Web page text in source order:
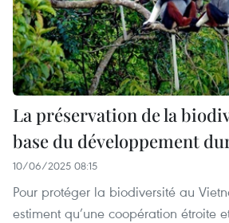
La préservation de la
base du développement
10/06/2025 08:15
Pour protéger la biodiversité au
estiment qu’une coopération étroite